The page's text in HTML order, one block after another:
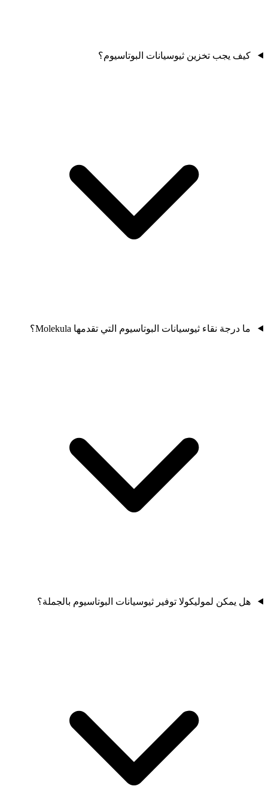
كيف يجب تخزين ثيوسيانات البوتاسيوم؟
ما درجة نقاء ثيوسيانات البوتاسيوم التي تقدمها Molekula؟
هل يمكن لموليكولا توفير ثيوسيانات البوتاسيوم بالجملة؟